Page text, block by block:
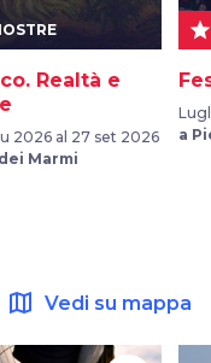
Realtà e
2026 al 27 set 2026
Marmi
a
map Vedi su mappa